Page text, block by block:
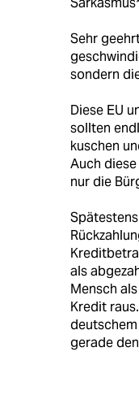
Sehr
sondern
Diese EU
sollten
kuschen
Auch
nur die
als
Mensch
Kredit
gerade